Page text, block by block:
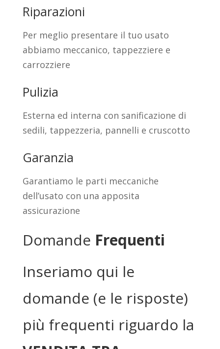
Riparazioni
Per meglio presentare il tuo usato
abbiamo meccanico, tappezziere e
carrozziere
Pulizia
Esterna ed interna con sanificazione di
sedili, tappezzeria, pannelli e cruscotto
Garanzia
Garantiamo le parti meccaniche
dell’usato con una apposita
assicurazione
Domande Frequenti
Inseriamo qui le
domande (e le risposte)
più frequenti riguardo la